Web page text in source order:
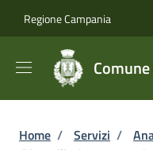
Regione Campania
Briciole di
Home / Servizi /